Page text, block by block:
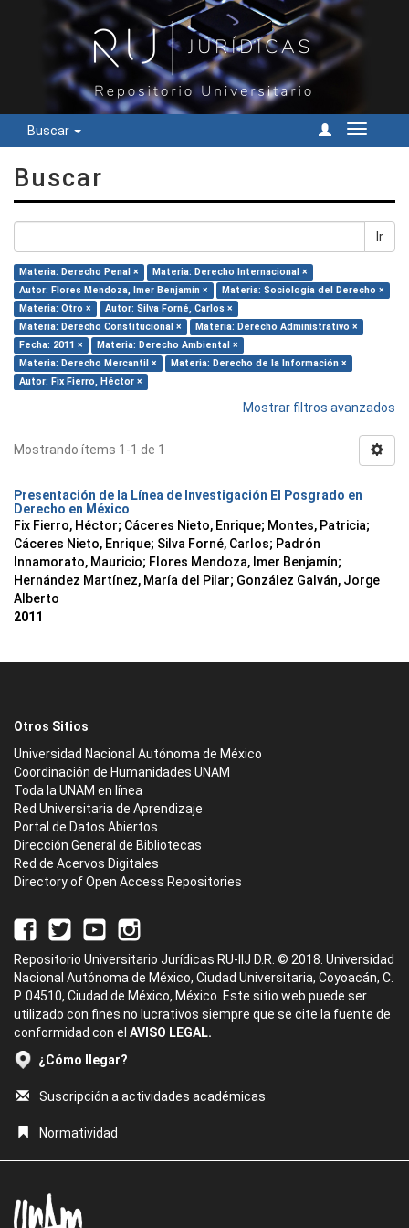
Buscar
Cambiar
Buscar
Ir
Materia: Derecho Penal ×
Materia: Derecho Internacional ×
Autor: Flores Mendoza, Imer Benjamín ×
Materia: Sociología del Derecho ×
Materia: Otro ×
Autor: Silva Forné, Carlos ×
Materia: Derecho Constitucional ×
Materia: Derecho Administrativo ×
Fecha: 2011 ×
Materia: Derecho Ambiental ×
Materia: Derecho Mercantil ×
Materia: Derecho de la Información ×
Autor: Fix Fierro, Héctor ×
Mostrar filtros avanzados
Mostrando ítems 1-1 de 1
Presentación de la Línea de Investigación El Posgrado en
Derecho en México
Fix Fierro, Héctor; Cáceres Nieto, Enrique; Montes, Patricia;
Cáceres Nieto, Enrique; Silva Forné, Carlos; Padrón
Innamorato, Mauricio; Flores Mendoza, Imer Benjamín;
Hernández Martínez, María del Pilar; González Galván, Jorge
Alberto
2011
Otros Sitios
Universidad Nacional Autónoma de México
Coordinación de Humanidades UNAM
Toda la UNAM en línea
Red Universitaria de Aprendizaje
Portal de Datos Abiertos
Dirección General de Bibliotecas
Red de Acervos Digitales
Directory of Open Access Repositories
Repositorio Universitario Jurídicas RU-IIJ D.R. © 2018. Universidad
Nacional Autónoma de México, Ciudad Universitaria, Coyoacán, C.
P. 04510, Ciudad de México, México. Este sitio web puede ser
utilizado con fines no lucrativos siempre que se cite la fuente de
conformidad con el AVISO LEGAL.
¿Cómo llegar?
Suscripción a actividades académicas
Normatividad